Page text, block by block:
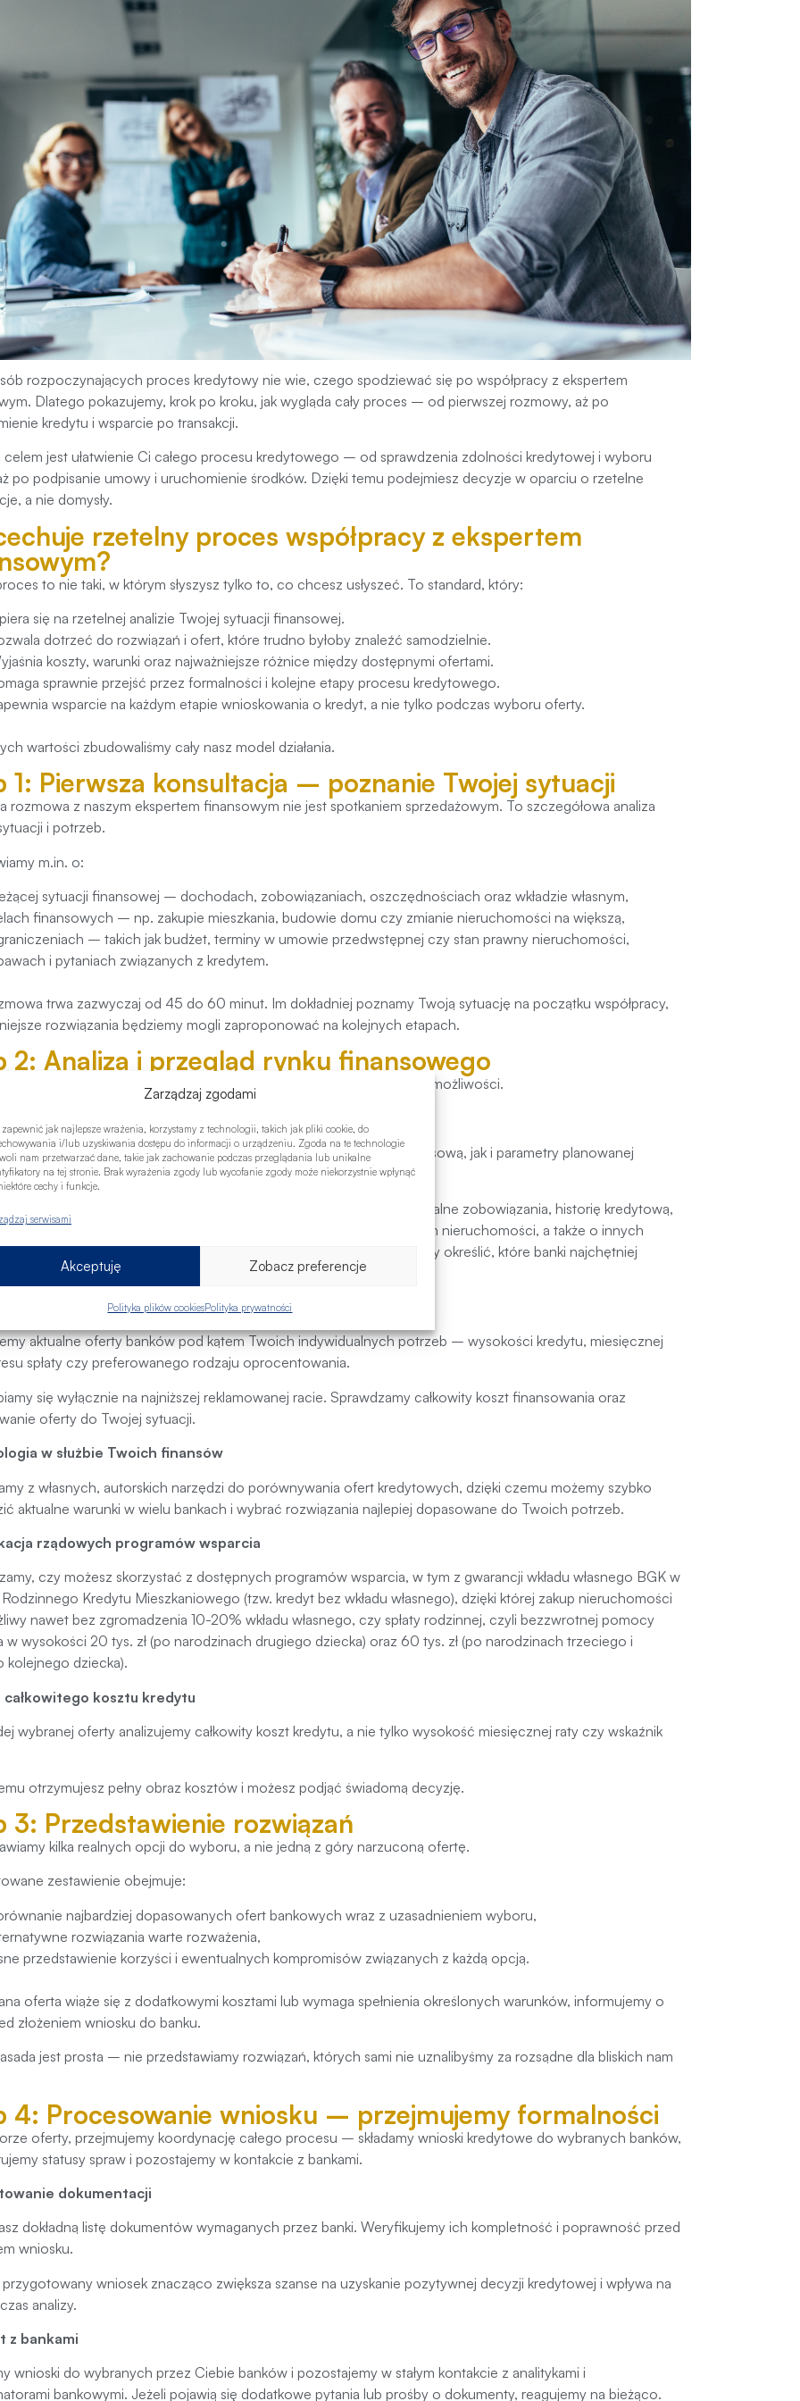
Zarządzaj zgodami
zapewnić jak najlepsze wrażenia, korzystamy z technologii, takich jak pliki cookie, do
i/lub uzyskiwania dostępu do informacji o urządzeniu. Zgoda na te technologie
nam przetwarzać dane, takie jak zachowanie podczas przeglądania lub unikalne
na tej stronie. Brak wyrażenia zgody lub wycofanie zgody może niekorzystnie wpłynąć
cechy i funkcje.
serwisami
Akceptuję Zobacz preferencje
Polityka plików cookiesPolityka prywatności
rozpoczynających proces kredytowy nie wie, czego spodziewać się po współpracy z ekspertem
Dlatego pokazujemy, krok po kroku, jak wygląda cały proces – od pierwszej rozmowy, aż po
kredytu i wsparcie po transakcji.
celem jest ułatwienie Ci całego procesu kredytowego – od sprawdzenia zdolności kredytowej i wyboru
po podpisanie umowy i uruchomienie środków. Dzięki temu podejmiesz decyzje w oparciu o rzetelne
a nie domysły.
rzetelny proces współpracy z ekspertem
to nie taki, w którym słyszysz tylko to, co chcesz usłyszeć. To standard, który:
się na rzetelnej analizie Twojej sytuacji finansowej.
dotrzeć do rozwiązań i ofert, które trudno byłoby znaleźć samodzielnie.
koszty, warunki oraz najważniejsze różnice między dostępnymi ofertami.
sprawnie przejść przez formalności i kolejne etapy procesu kredytowego.
wsparcie na każdym etapie wnioskowania o kredyt, a nie tylko podczas wyboru oferty.
wartości zbudowaliśmy cały nasz model działania.
1: Pierwsza konsultacja – poznanie Twojej sytuacji
rozmowa z naszym ekspertem finansowym nie jest spotkaniem sprzedażowym. To szczegółowa analiza
i potrzeb.
m.in. o:
sytuacji finansowej – dochodach, zobowiązaniach, oszczędnościach oraz wkładzie własnym,
finansowych – np. zakupie mieszkania, budowie domu czy zmianie nieruchomości na większą,
– takich jak budżet, terminy w umowie przedwstępnej czy stan prawny nieruchomości,
i pytaniach związanych z kredytem.
trwa zazwyczaj od 45 do 60 minut. Im dokładniej poznamy Twoją sytuację na początku współpracy,
rozwiązania będziemy mogli zaproponować na kolejnych etapach.
2: Analiza i przegląd rynku finansowego
konsultacji przechodzimy do szczegółowej analizy dostępnych możliwości.
ocena zdolności kredytowej
wniosek do banku, analizujemy zarówno Twoją sytuację finansową, jak i parametry planowanej
oraz wymagania poszczególnych banków.
m.in. formę zatrudnienia, wysokość i stabilność dochodów, aktualne zobowiązania, historię kredytową,
wkładu własnego. Rozmawiamy też o wartości i stanie prawnym nieruchomości, a także o innych
wpływających na ocenę wniosku przez bank. Dzięki temu możemy określić, które banki najchętniej
na korzystnych warunkach.
ofert bankowych
aktualne oferty banków pod kątem Twoich indywidualnych potrzeb – wysokości kredytu, miesięcznej
spłaty czy preferowanego rodzaju oprocentowania.
się wyłącznie na najniższej reklamowanej racie. Sprawdzamy całkowity koszt finansowania oraz
oferty do Twojej sytuacji.
w służbie Twoich finansów
z własnych, autorskich narzędzi do porównywania ofert kredytowych, dzięki czemu możemy szybko
aktualne warunki w wielu bankach i wybrać rozwiązania najlepiej dopasowane do Twoich potrzeb.
rządowych programów wsparcia
czy możesz skorzystać z dostępnych programów wsparcia, w tym z gwarancji wkładu własnego BGK w
Kredytu Mieszkaniowego (tzw. kredyt bez wkładu własnego), dzięki której zakup nieruchomości
nawet bez zgromadzenia 10-20% wkładu własnego, czy spłaty rodzinnej, czyli bezzwrotnej pomocy
w wysokości 20 tys. zł (po narodzinach drugiego dziecka) oraz 60 tys. zł (po narodzinach trzeciego i
kolejnego dziecka).
całkowitego kosztu kredytu
wybranej oferty analizujemy całkowity koszt kredytu, a nie tylko wysokość miesięcznej raty czy wskaźnik
otrzymujesz pełny obraz kosztów i możesz podjąć świadomą decyzję.
3: Przedstawienie rozwiązań
kilka realnych opcji do wyboru, a nie jedną z góry narzuconą ofertę.
zestawienie obejmuje:
najbardziej dopasowanych ofert bankowych wraz z uzasadnieniem wyboru,
rozwiązania warte rozważenia,
przedstawienie korzyści i ewentualnych kompromisów związanych z każdą opcją.
oferta wiąże się z dodatkowymi kosztami lub wymaga spełnienia określonych warunków, informujemy o
złożeniem wniosku do banku.
jest prosta – nie przedstawiamy rozwiązań, których sami nie uznalibyśmy za rozsądne dla bliskich nam
4: Procesowanie wniosku – przejmujemy formalności
oferty, przejmujemy koordynację całego procesu – składamy wnioski kredytowe do wybranych banków,
statusy spraw i pozostajemy w kontakcie z bankami.
dokumentacji
dokładną listę dokumentów wymaganych przez banki. Weryfikujemy ich kompletność i poprawność przed
wniosku.
wniosek znacząco zwiększa szanse na uzyskanie pozytywnej decyzji kredytowej i wpływa na
analizy.
z bankami
wnioski do wybranych przez Ciebie banków i pozostajemy w stałym kontakcie z analitykami i
bankowymi. Jeżeli pojawią się dodatkowe pytania lub prośby o dokumenty, reagujemy na bieżąco.